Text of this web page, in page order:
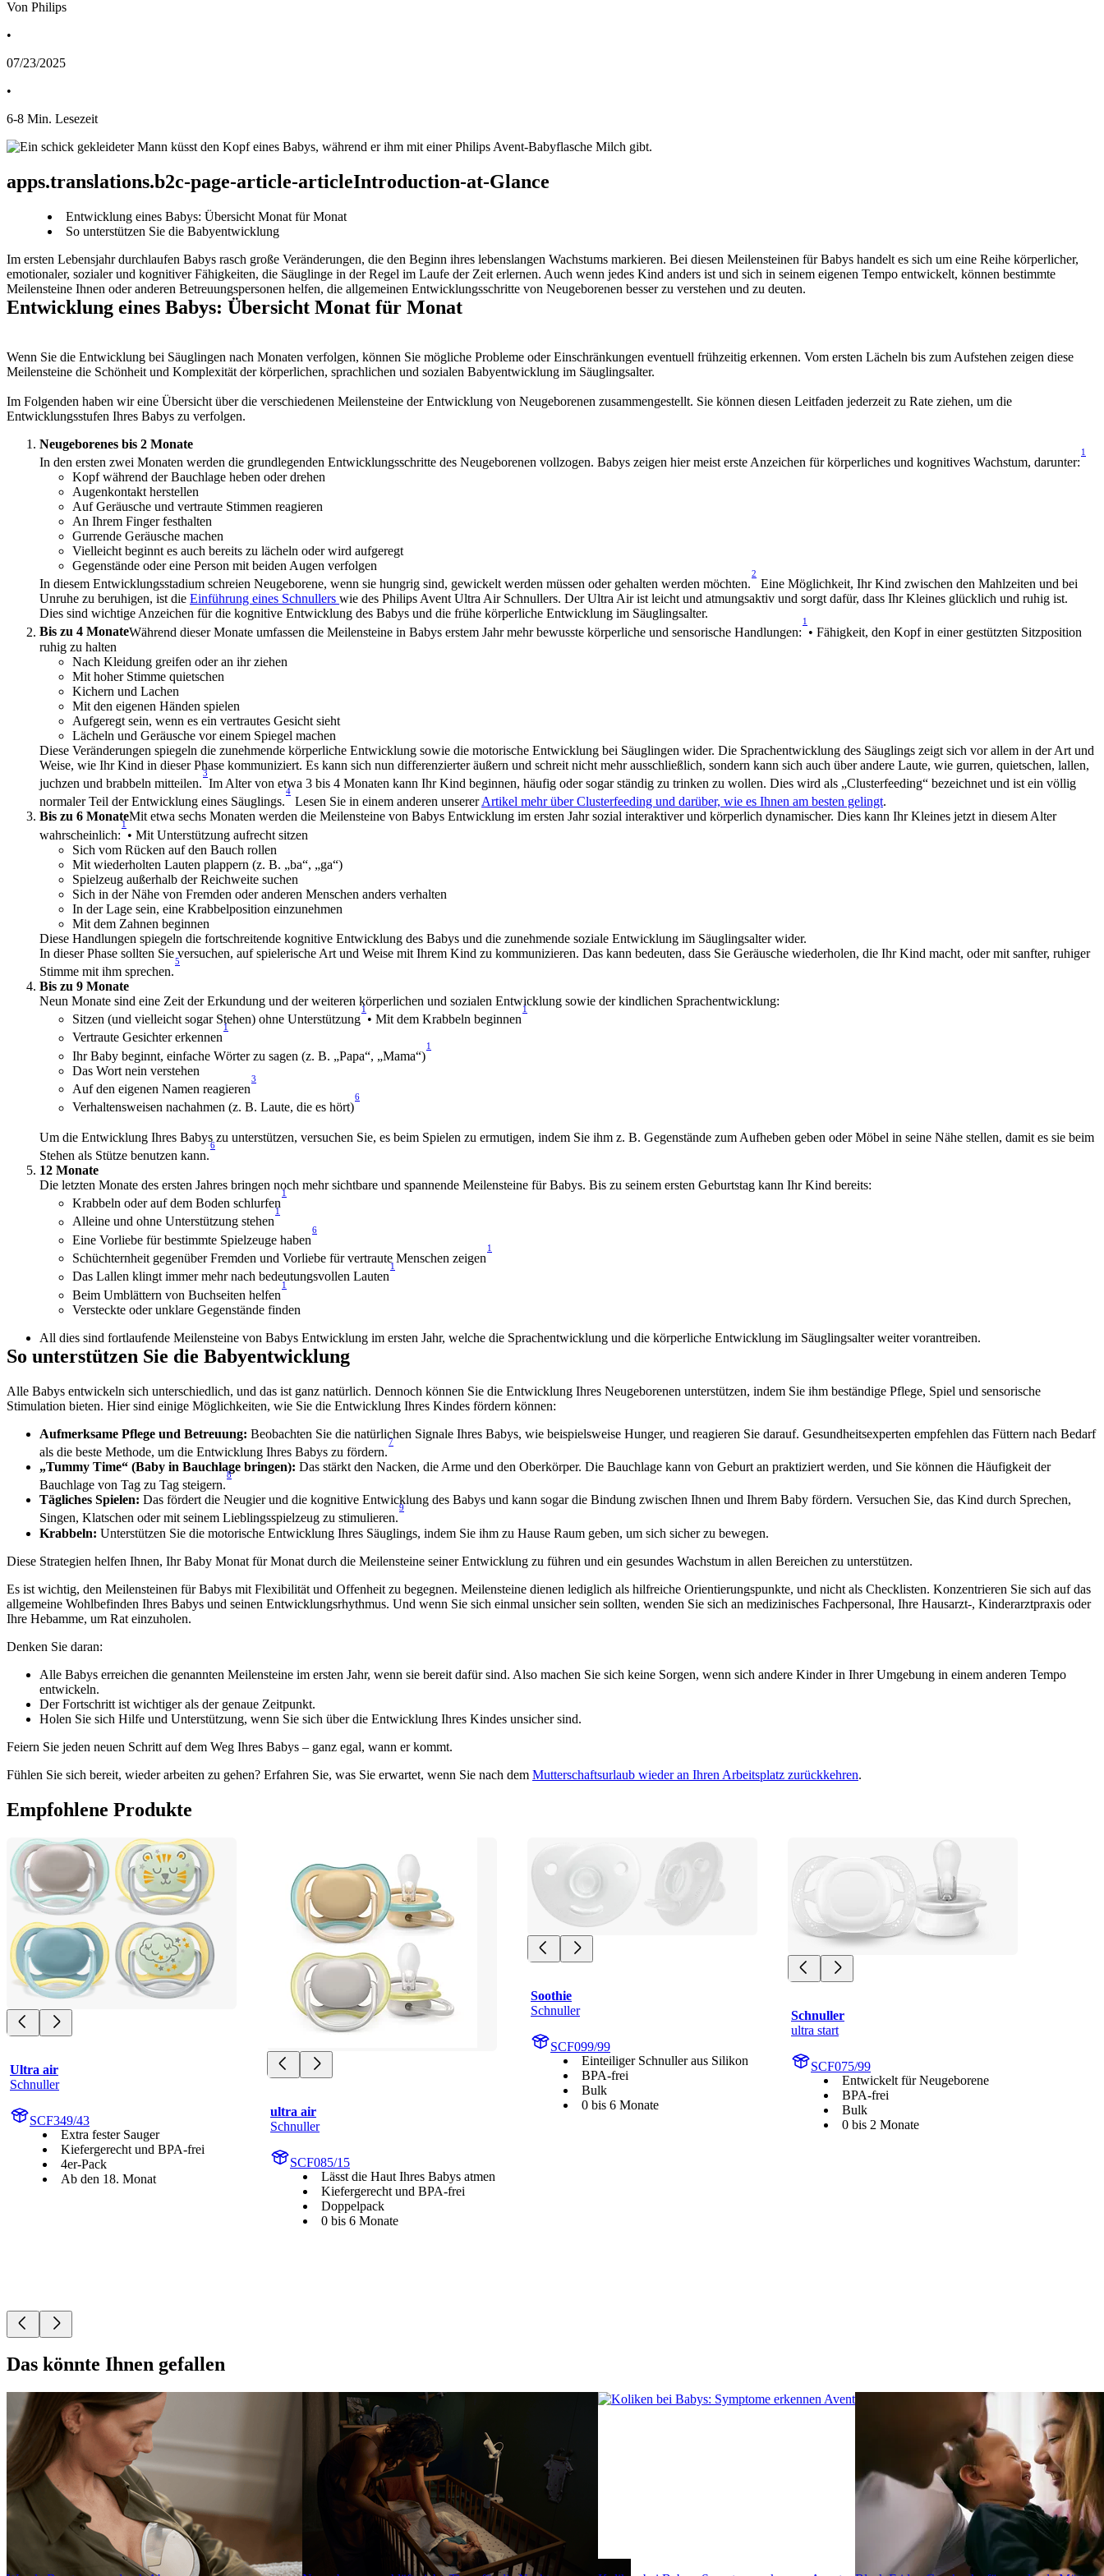
Von Philips
•
07/23/2025
•
6-8 Min. Lesezeit
apps.translations.b2c-page-article-articleIntroduction-at-Glance
Entwicklung eines Babys: Übersicht Monat für Monat
So unterstützen Sie die Babyentwicklung
Im ersten Lebensjahr durchlaufen Babys rasch große Veränderungen, die den Beginn ihres lebenslangen Wachstums markieren. Bei diesen Meilensteinen für Babys handelt es sich um eine Reihe körperlicher,
emotionaler, sozialer und kognitiver Fähigkeiten, die Säuglinge in der Regel im Laufe der Zeit erlernen. Auch wenn jedes Kind anders ist und sich in seinem eigenen Tempo entwickelt, können bestimmte
Meilensteine Ihnen oder anderen Betreuungspersonen helfen, die allgemeinen Entwicklungsschritte von Neugeborenen besser zu verstehen und zu deuten.
Entwicklung eines Babys: Übersicht Monat für Monat
Wenn Sie die Entwicklung bei Säuglingen nach Monaten verfolgen, können Sie mögliche Probleme oder Einschränkungen eventuell frühzeitig erkennen. Vom ersten Lächeln bis zum Aufstehen zeigen diese
Meilensteine die Schönheit und Komplexität der körperlichen, sprachlichen und sozialen Babyentwicklung im Säuglingsalter.
Im Folgenden haben wir eine Übersicht über die verschiedenen Meilensteine der Entwicklung von Neugeborenen zusammengestellt. Sie können diesen Leitfaden jederzeit zu Rate ziehen, um die
Entwicklungsstufen Ihres Babys zu verfolgen.
Neugeborenes bis 2 Monate
In den ersten zwei Monaten werden die grundlegenden Entwicklungsschritte des Neugeborenen vollzogen. Babys zeigen hier meist erste Anzeichen für körperliches und kognitives Wachstum, darunter:
1
Kopf während der Bauchlage heben oder drehen
Augenkontakt herstellen
Auf Geräusche und vertraute Stimmen reagieren
An Ihrem Finger festhalten
Gurrende Geräusche machen
Vielleicht beginnt es auch bereits zu lächeln oder wird aufgeregt
Gegenstände oder eine Person mit beiden Augen verfolgen
In diesem Entwicklungsstadium schreien Neugeborene, wenn sie hungrig sind, gewickelt werden müssen oder gehalten werden möchten.
2
Eine Möglichkeit, Ihr Kind zwischen den Mahlzeiten und bei
Unruhe zu beruhigen, ist die Einführung eines Schnullers wie des Philips Avent Ultra Air Schnullers. Der Ultra Air ist leicht und atmungsaktiv und sorgt dafür, dass Ihr Kleines glücklich und ruhig ist.
Dies sind wichtige Anzeichen für die kognitive Entwicklung des Babys und die frühe körperliche Entwicklung im Säuglingsalter.
Bis zu 4 MonateWährend dieser Monate umfassen die Meilensteine in Babys erstem Jahr mehr bewusste körperliche und sensorische Handlungen:
1
• Fähigkeit, den Kopf in einer gestützten Sitzposition
ruhig zu halten
Nach Kleidung greifen oder an ihr ziehen
Mit hoher Stimme quietschen
Kichern und Lachen
Mit den eigenen Händen spielen
Aufgeregt sein, wenn es ein vertrautes Gesicht sieht
Lächeln und Geräusche vor einem Spiegel machen
Diese Veränderungen spiegeln die zunehmende körperliche Entwicklung sowie die motorische Entwicklung bei Säuglingen wider. Die Sprachentwicklung des Säuglings zeigt sich vor allem in der Art und
Weise, wie Ihr Kind in dieser Phase kommuniziert. Es kann sich nun differenzierter äußern und schreit nicht mehr ausschließlich, sondern kann sich auch über andere Laute, wie gurren, quietschen, lallen,
juchzen und brabbeln mitteilen.
3
Im Alter von etwa 3 bis 4 Monaten kann Ihr Kind beginnen, häufig oder sogar ständig zu trinken zu wollen. Dies wird als „Clusterfeeding“ bezeichnet und ist ein völlig
normaler Teil der Entwicklung eines Säuglings.
4
Lesen Sie in einem anderen unserer Artikel mehr über Clusterfeeding und darüber, wie es Ihnen am besten gelingt.
Bis zu 6 MonateMit etwa sechs Monaten werden die Meilensteine von Babys Entwicklung im ersten Jahr sozial interaktiver und körperlich dynamischer. Dies kann Ihr Kleines jetzt in diesem Alter
wahrscheinlich:
1
• Mit Unterstützung aufrecht sitzen
Sich vom Rücken auf den Bauch rollen
Mit wiederholten Lauten plappern (z. B. „ba“, „ga“)
Spielzeug außerhalb der Reichweite suchen
Sich in der Nähe von Fremden oder anderen Menschen anders verhalten
In der Lage sein, eine Krabbelposition einzunehmen
Mit dem Zahnen beginnen
Diese Handlungen spiegeln die fortschreitende kognitive Entwicklung des Babys und die zunehmende soziale Entwicklung im Säuglingsalter wider.
In dieser Phase sollten Sie versuchen, auf spielerische Art und Weise mit Ihrem Kind zu kommunizieren. Das kann bedeuten, dass Sie Geräusche wiederholen, die Ihr Kind macht, oder mit sanfter, ruhiger
Stimme mit ihm sprechen.
5
Bis zu 9 Monate
Neun Monate sind eine Zeit der Erkundung und der weiteren körperlichen und sozialen Entwicklung sowie der kindlichen Sprachentwicklung:
Sitzen (und vielleicht sogar Stehen) ohne Unterstützung
1
• Mit dem Krabbeln beginnen
1
Vertraute Gesichter erkennen
1
Ihr Baby beginnt, einfache Wörter zu sagen (z. B. „Papa“, „Mama“)
1
Das Wort nein verstehen
Auf den eigenen Namen reagieren
3
Verhaltensweisen nachahmen (z. B. Laute, die es hört)
6
Um die Entwicklung Ihres Babys zu unterstützen, versuchen Sie, es beim Spielen zu ermutigen, indem Sie ihm z. B. Gegenstände zum Aufheben geben oder Möbel in seine Nähe stellen, damit es sie beim
Stehen als Stütze benutzen kann.
6
12 Monate
Die letzten Monate des ersten Jahres bringen noch mehr sichtbare und spannende Meilensteine für Babys. Bis zu seinem ersten Geburtstag kann Ihr Kind bereits:
Krabbeln oder auf dem Boden schlurfen
1
Alleine und ohne Unterstützung stehen
1
Eine Vorliebe für bestimmte Spielzeuge haben
6
Schüchternheit gegenüber Fremden und Vorliebe für vertraute Menschen zeigen
1
Das Lallen klingt immer mehr nach bedeutungsvollen Lauten
1
Beim Umblättern von Buchseiten helfen
1
Versteckte oder unklare Gegenstände finden
All dies sind fortlaufende Meilensteine von Babys Entwicklung im ersten Jahr, welche die Sprachentwicklung und die körperliche Entwicklung im Säuglingsalter weiter vorantreiben.
So unterstützen Sie die Babyentwicklung
Alle Babys entwickeln sich unterschiedlich, und das ist ganz natürlich. Dennoch können Sie die Entwicklung Ihres Neugeborenen unterstützen, indem Sie ihm beständige Pflege, Spiel und sensorische
Stimulation bieten. Hier sind einige Möglichkeiten, wie Sie die Entwicklung Ihres Kindes fördern können:
Aufmerksame Pflege und Betreuung: Beobachten Sie die natürlichen Signale Ihres Babys, wie beispielsweise Hunger, und reagieren Sie darauf. Gesundheitsexperten empfehlen das Füttern nach Bedarf
als die beste Methode, um die Entwicklung Ihres Babys zu fördern.
7
„Tummy Time“ (Baby in Bauchlage bringen): Das stärkt den Nacken, die Arme und den Oberkörper. Die Bauchlage kann von Geburt an praktiziert werden, und Sie können die Häufigkeit der
Bauchlage von Tag zu Tag steigern.
8
Tägliches Spielen: Das fördert die Neugier und die kognitive Entwicklung des Babys und kann sogar die Bindung zwischen Ihnen und Ihrem Baby fördern. Versuchen Sie, das Kind durch Sprechen,
Singen, Klatschen oder mit seinem Lieblingsspielzeug zu stimulieren.
9
Krabbeln: Unterstützen Sie die motorische Entwicklung Ihres Säuglings, indem Sie ihm zu Hause Raum geben, um sich sicher zu bewegen.
Diese Strategien helfen Ihnen, Ihr Baby Monat für Monat durch die Meilensteine seiner Entwicklung zu führen und ein gesundes Wachstum in allen Bereichen zu unterstützen.
Es ist wichtig, den Meilensteinen für Babys mit Flexibilität und Offenheit zu begegnen. Meilensteine dienen lediglich als hilfreiche Orientierungspunkte, und nicht als Checklisten. Konzentrieren Sie sich auf das
allgemeine Wohlbefinden Ihres Babys und seinen Entwicklungsrhythmus. Und wenn Sie sich einmal unsicher sein sollten, wenden Sie sich an medizinisches Fachpersonal, Ihre Hausarzt-, Kinderarztpraxis oder
Ihre Hebamme, um Rat einzuholen.
Denken Sie daran:
Alle Babys erreichen die genannten Meilensteine im ersten Jahr, wenn sie bereit dafür sind. Also machen Sie sich keine Sorgen, wenn sich andere Kinder in Ihrer Umgebung in einem anderen Tempo
entwickeln.
Der Fortschritt ist wichtiger als der genaue Zeitpunkt.
Holen Sie sich Hilfe und Unterstützung, wenn Sie sich über die Entwicklung Ihres Kindes unsicher sind.
Feiern Sie jeden neuen Schritt auf dem Weg Ihres Babys – ganz egal, wann er kommt.
Fühlen Sie sich bereit, wieder arbeiten zu gehen? Erfahren Sie, was Sie erwartet, wenn Sie nach dem Mutterschaftsurlaub wieder an Ihren Arbeitsplatz zurückkehren.
Empfohlene Produkte
Ultra air
Schnuller
SCF349/43
Extra fester Sauger
Kiefergerecht und BPA-frei
4er-Pack
Ab den 18. Monat
ultra air
Schnuller
SCF085/15
Lässt die Haut Ihres Babys atmen
Kiefergerecht und BPA-frei
Doppelpack
0 bis 6 Monate
Soothie
Schnuller
SCF099/99
Einteiliger Schnuller aus Silikon
BPA-frei
Bulk
0 bis 6 Monate
Schnuller
ultra start
SCF075/99
Entwickelt für Neugeborene
BPA-frei
Bulk
0 bis 2 Monate
Das könnte Ihnen gefallen